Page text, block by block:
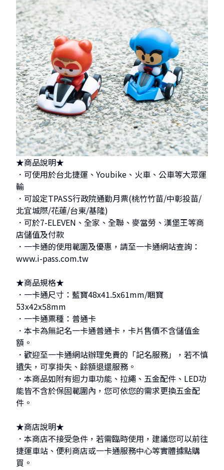
★商品說明★
．可使用於台北捷運、Youbike、火車、公車等大眾運
輸
．可設定TPASS行政院通勤月票(桃竹竹苗/中彰投苗/
北宜城際/花蓮/台東/基隆)
．可於7-ELEVEN、全家、全聯、麥當勞、漢堡王等商
店儲值及付款
．一卡通的使用範圍及優惠，請至一卡通網站查詢：
www.i-pass.com.tw
★商品規格★
．一卡通尺寸：藍寶48x41.5x61mm/睏寶
53x42x58mm
．一卡通票種：普通卡
．本卡為無記名一卡通普通卡，卡片售價不含儲值金
額。
．歡迎至一卡通網站辦理免費的「記名服務」，若不慎
遺失，可享掛失、餘額退還服務。
．本商品如附有迴力車功能、拉繩、五金配件、LED功
能皆不含於保固範圍內，您可依您的需求更換五金配
件。
★商店說明★
．本商店不接受急件，若需臨時使用，建議您可以前往
捷運車站、便利商店或一卡通服務中心等實體據點購
買。